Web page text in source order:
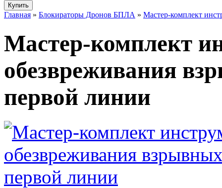
Главная » Блокираторы Дронов БПЛА » Мастер-комплект
Мастер-комплект
обезвреживания
первой линии